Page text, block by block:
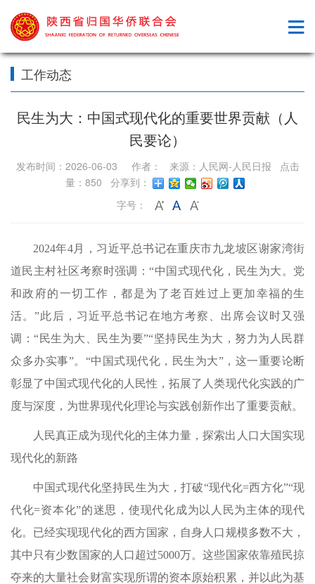
工作动态
民生为大：中国式现代化的重要世界贡献（人
民要论）
发布时间：2026-06-03 作者： 来源：人民网-人民日报 点击
量：850 分享到：
字号：
2024年4月，习近平总书记在重庆市九龙坡区谢家湾街
道民主村社区考察时强调：“中国式现代化，民生为大。党
和政府的一切工作，都是为了老百姓过上更加幸福的生
活。”此后，习近平总书记在地方考察、出席会议时又强
调：“民生为大、民生为要”“坚持民生为大，努力为人民群
众多办实事”。“中国式现代化，民生为大”，这一重要论断
彰显了中国式现代化的人民性，拓展了人类现代化实践的广
度与深度，为世界现代化理论与实践创新作出了重要贡献。
人民真正成为现代化的主体力量，探索出人口大国实现
现代化的新路
中国式现代化坚持民生为大，打破“现代化=西方化”“现
代化=资本化”的迷思，使现代化成为以人民为主体的现代
化。已经实现现代化的西方国家，自身人口规模多数不大，
其中只有少数国家的人口超过5000万。这些国家依靠殖民掠
夺来的大量社会财富实现所谓的资本原始积累，并以此为基